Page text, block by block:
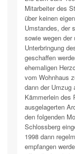
Mitarbeiter des
über keinen
Umstandes, der
sowie wegen
Unterbringung
geschaffen
ehemaligen
vom Wohnhaus
dann der Umzug
Kämmerlein des
ausgelagerten
den folgenden
Schlossberg
1998 dann
empfangen